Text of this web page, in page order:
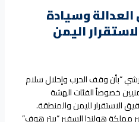
وسيادة
اليمن
“بأن وقف الحرب وإحلال سلام
خصوصاً الفئات الهشة
الاستقرار لليمن والمنطقة.
هولندا السفير “بيتر هوف”